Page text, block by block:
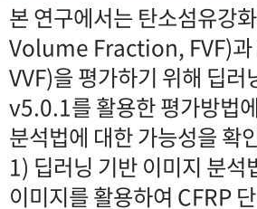
본 연구에서는 탄소섬유강
Volume Fraction, FVF)
VVF)을 평가하기 위해 딥
v5.0.1를 활용한 평가방법
분석법에 대한 가능성을 확
1) 딥러닝 기반 이미지 분
이미지를 활용하여 CFRP